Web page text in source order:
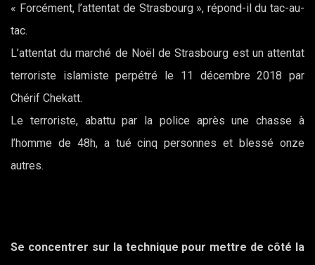
« Forcément, l’attentat de Strasbourg », répond-il du tac-au-
tac.
L’attentat du marché de Noël de Strasbourg est un attentat
terroriste islamiste perpétré le 11 décembre 2018 par
Chérif Chekatt.
Le terroriste, abattu par la police après une chasse à
l’homme de 48h, a tué cinq personnes et blessé onze
autres.
Se concentrer sur la technique pour mettre de côté la